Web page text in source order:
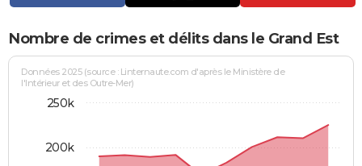
Bricolage
Lifestyle
Culture
Sport
Auto
Television
Voyage
Cinema
Nombre de crimes et délits dans le Grand Est
Données 2025 (source : Linternaute.com d'après le Ministère de
l'Intérieur et des Outre-Mer)
200k
250k